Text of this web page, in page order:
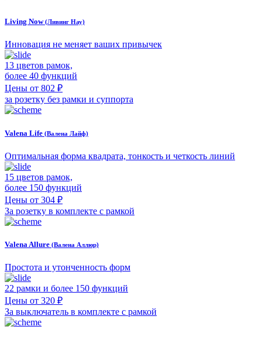
Living Now(Ливинг Нау)
Инновация не меняет ваших привычек
13 цветов рамок,
более 40 функций
Цены от 802 ₽
за розетку без рамки и суппорта
Valena Life (Валена Лайф)
Оптимальная форма квадрата, тонкость и четкость линий
15 цветов рамок,
более 150 функций
Цены от 304 ₽
За розетку в комплекте с рамкой
Valena Allure (Валена Аллюр)
Простота и утонченность форм
22 рамки и более 150 функций
Цены от 320 ₽
За выключатель в комплекте с рамкой